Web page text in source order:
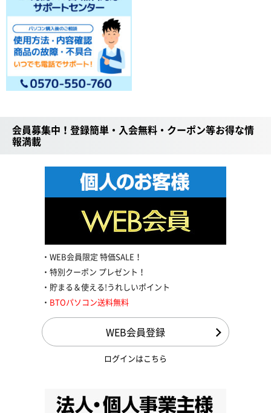
会員募集中！登録簡単・入会無料・クーポン等お得な情
報満載
WEB会員限定 特価SALE！
特別クーポン プレゼント！
貯まる＆使える!うれしいポイント
BTOパソコン送料無料
WEB会員登録
ログインはこちら